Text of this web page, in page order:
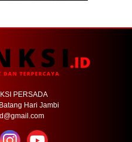
PERSADA
Hari Jambi